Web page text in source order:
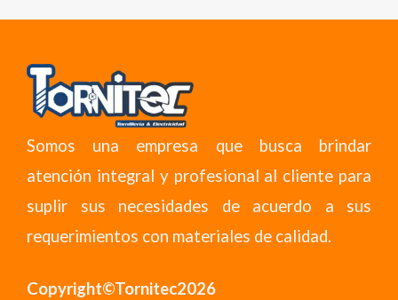
Somos una empresa que busca brindar
atención integral y profesional al cliente para
suplir sus necesidades de acuerdo a sus
requerimientos con materiales de calidad.
Copyright©Tornitec2026